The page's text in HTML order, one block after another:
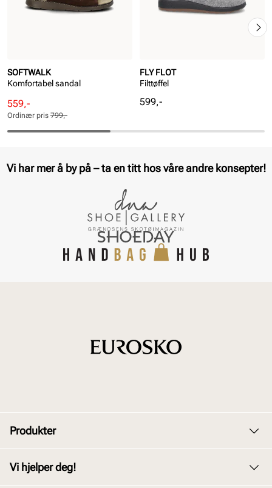
SOFTWALK
Komfortabel sandal
Rabattert
pris
Pris
559,-
Ordinær
pris
Pris
Ordinær pris 799,-
FLY FLOT
Filttøffel
Pris
599,-
Vi har mer å by på – ta en titt hos våre andre konsepter!
Produkter
Vi hjelper deg!